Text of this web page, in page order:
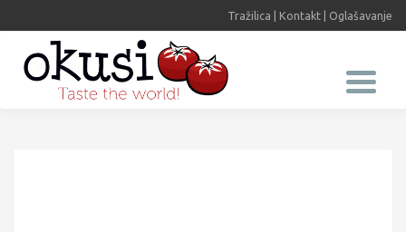
Tražilica Kontakt Oglašavanje